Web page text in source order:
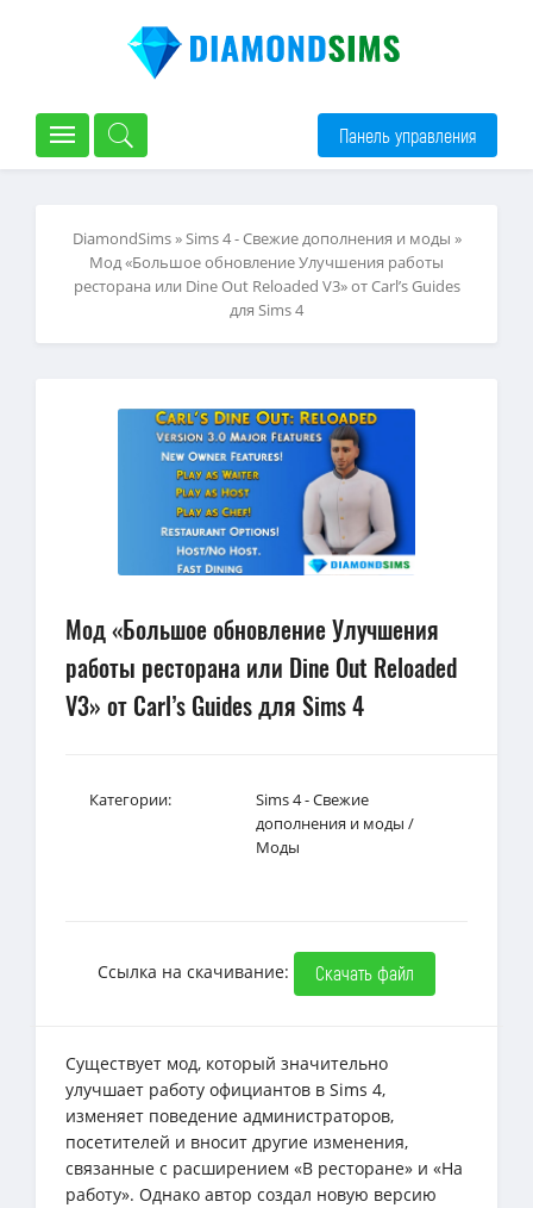
Панель управления
DiamondSims»Sims 4 - Свежие дополнения и моды »
Мод «Большое обновление Улучшения работы
ресторана или Dine Out Reloaded V3» от Carl’s Guides
для Sims 4
Мод «Большое обновление Улучшения
работы ресторана или Dine Out Reloaded
V3» от Carl’s Guides для Sims 4
Категории:
Sims 4 - Свежие
дополнения и моды /
Моды
Ссылка на скачивание: Скачать файл
Существует мод, который значительно
улучшает работу официантов в Sims 4,
изменяет поведение администраторов,
посетителей и вносит другие изменения,
связанные с расширением «В ресторане» и «На
работу». Однако автор создал новую версию